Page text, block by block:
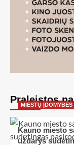
Praleistos
MIESTŲ ĮDOMYBĖS
Kauno miesto
uždarys